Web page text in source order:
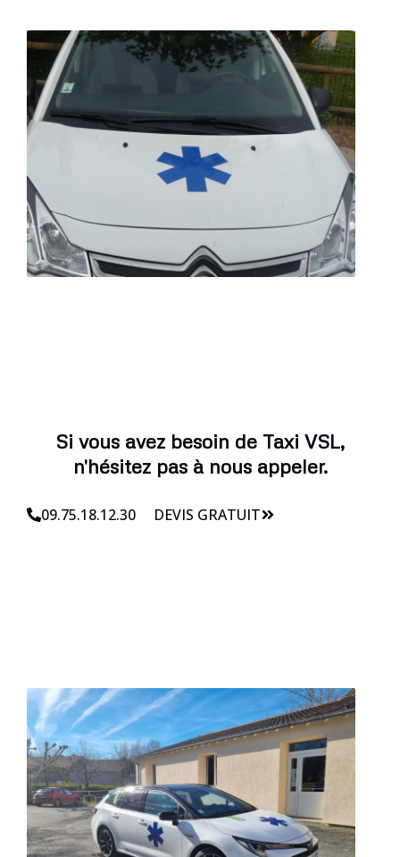
Si vous avez besoin de Taxi VSL,
n'hésitez pas à nous appeler.
09.75.18.12.30 DEVIS GRATUIT